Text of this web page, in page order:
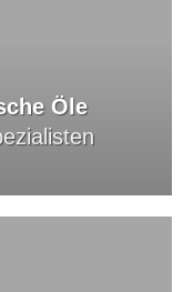
Öle